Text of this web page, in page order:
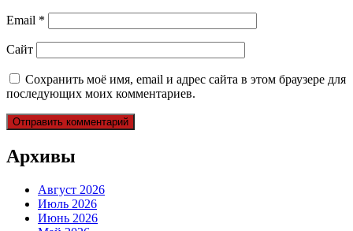
Email *
Сайт
Сохранить моё имя, email и адрес сайта в этом браузере для
последующих моих комментариев.
Архивы
Август 2026
Июль 2026
Июнь 2026